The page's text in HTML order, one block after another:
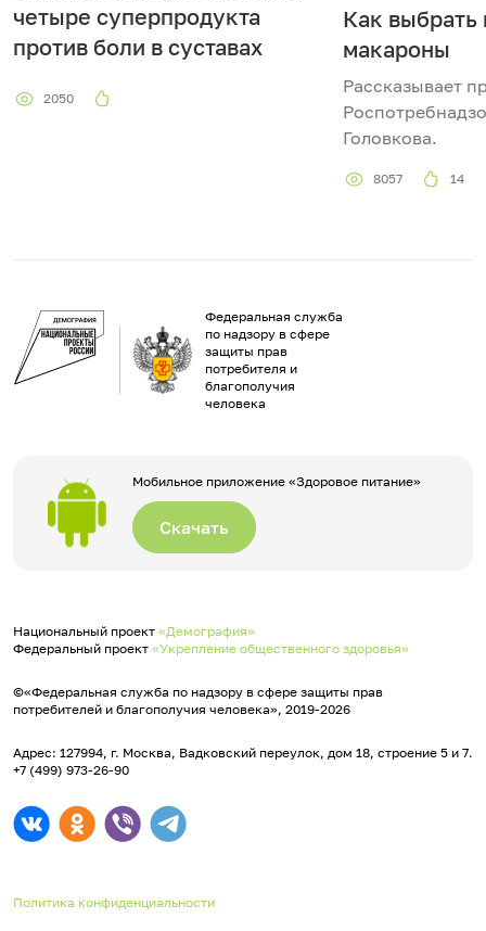
четыре суперпродукта
против боли в суставах
2050
Как выбрать
макароны
Рассказывает
Головкова.
8057 14
Федеральная служба
по надзору в сфере
защиты прав
потребителя и
благополучия
человека
Мобильное приложение «Здоровое питание»
Скачать
Национальный проект «Демография»
Федеральный проект «Укрепление общественного здоровья»
©«Федеральная служба по надзору в сфере защиты прав
потребителей и благополучия человека», 2019-2026
Адрес: 127994, г. Москва, Вадковский переулок, дом 18, строение 5 и 7.
+7 (499) 973-26-90
Политика конфиденциальности